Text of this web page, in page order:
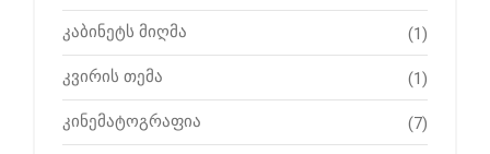
კაბინეტს მიღმა (1)
კვირის თემა (1)
კინემატოგრაფია (7)